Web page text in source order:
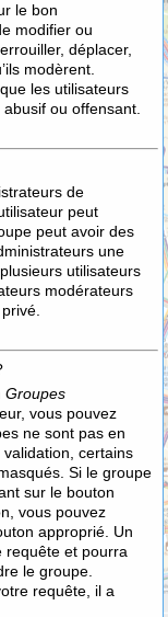
le bon
modifier ou
déplacer,
modèrent.
les utilisateurs
ou offensant.
de
peut
peut avoir des
une
utilisateurs
modérateurs
Groupes
vous pouvez
ne sont pas en
validation, certains
Si le groupe
sur le bouton
vous pouvez
approprié. Un
requête et pourra
le groupe.
requête, il a